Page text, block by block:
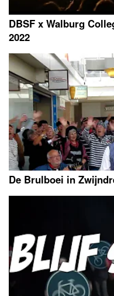
DBSF x Walburg
2022
De Brulboei in